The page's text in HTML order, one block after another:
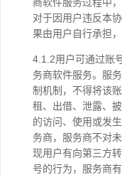
对于因用户违反本
果由用户自行承担
4.1.2用户可通过账
务商软件服务。服
制机制，不得将该
租、出借、泄露、
的访问、使用或发
务商，服务商不对
现用户有向第三方
号的行为，服务商